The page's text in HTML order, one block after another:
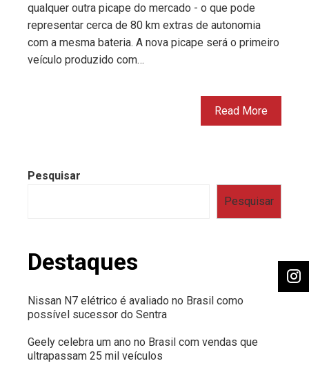
qualquer outra picape do mercado - o que pode
representar cerca de 80 km extras de autonomia
com a mesma bateria. A nova picape será o primeiro
veículo produzido com…
Read More
Pesquisar
Pesquisar
Destaques
Nissan N7 elétrico é avaliado no Brasil como
possível sucessor do Sentra
Geely celebra um ano no Brasil com vendas que
ultrapassam 25 mil veículos